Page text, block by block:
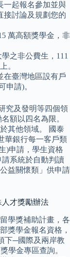
一起報名參加並與
接討論及規劃您的
萬高額獎學金，非
之非公費生，111
。
在臺灣地區設有戶
申請)。
究及發明等四個領
額以四名為限。
其他領域。 國泰
華銀行每一客戶類
)申請，學生資格
系統於自動判讀
益關懷類」供申請
人才獎勵辦法
學獎補助計畫，各
獎學金報名資格，
下─國際及兩岸教
學金專區查詢。